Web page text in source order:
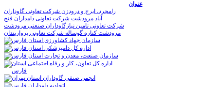
عنوان
شرکت تعاونی گاوداران ‎رامجرد، ابرج و درودزن
شرکت تعاونی دامداران فتح‎ آباد مرودشت
شرکت تعاونی تامين نيازگاوداران صنعتی مرودشت
شرکت تعاونی پرواربندان ‎گوساله‎ كناره ‎مرودشت